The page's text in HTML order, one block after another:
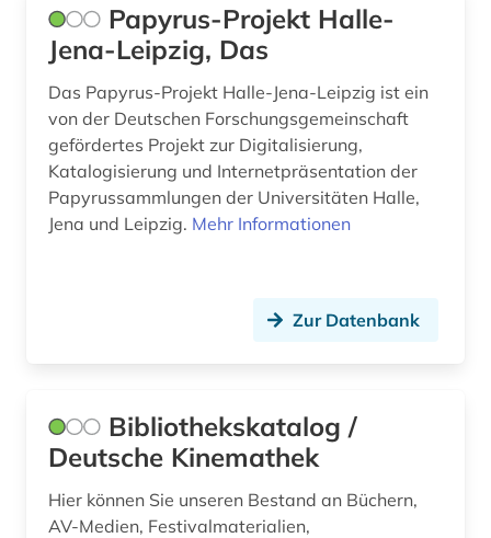
digitale noten (4)
digitalisat (3)
digitalisate (1)
digitalisierung (13)
dissertation (3)
dokumentenserver (2)
Papyrus-Projekt Halle-
Jena-Leipzig, Das
Das Papyrus-Projekt Halle-Jena-Leipzig ist ein
von der Deutschen Forschungsgemeinschaft
gefördertes Projekt zur Digitalisierung,
Katalogisierung und Internetpräsentation der
Papyrussammlungen der Universitäten Halle,
Jena und Leipzig. Mehr Informationen
Zur Datenbank
Bibliothekskatalog /
Deutsche Kinemathek
Hier können Sie unseren Bestand an Büchern,
AV-Medien, Festivalmaterialien,